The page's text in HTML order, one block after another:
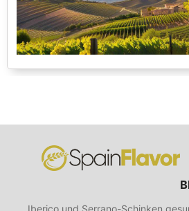
Iberico und Serrano-Schinken